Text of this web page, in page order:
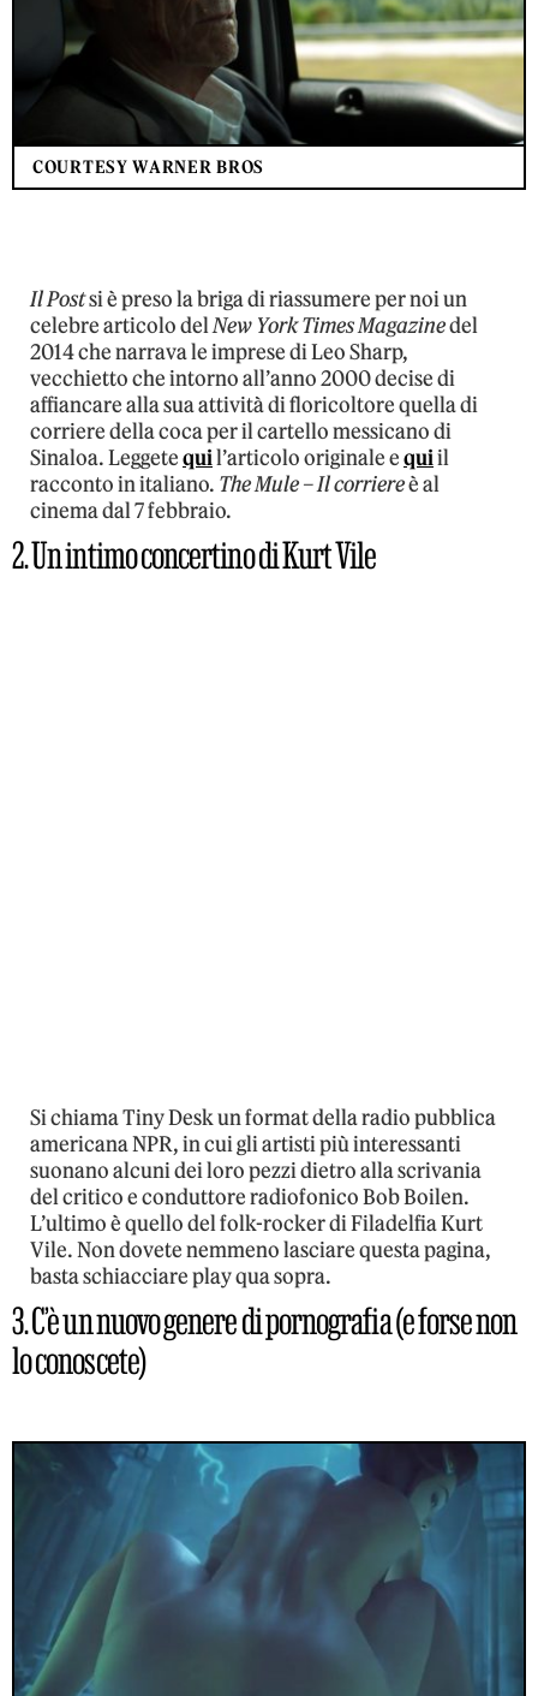
COURTESY WARNER BROS
Il Postsi è preso la briga di riassumere per noi un
celebre articolo delNew York Times Magazinedel
2014 che narrava le imprese di Leo Sharp,
vecchietto che intorno all’anno 2000 decise di
affiancare alla sua attività di floricoltore quella di
corriere della coca per il cartello messicano di
Sinaloa. Leggetequil’articolo originale equiil
racconto in italiano. The Mule – Il corriereè al
cinema dal 7 febbraio.
2. Un intimo concertino di Kurt Vile
Si chiama Tiny Desk un format della radio pubblica
americana NPR, in cui gli artisti più interessanti
suonano alcuni dei loro pezzi dietro alla scrivania
del critico e conduttore radiofonico Bob Boilen.
L’ultimo è quello del folk-rocker di Filadelfia Kurt
Vile. Non dovete nemmeno lasciare questa pagina,
basta schiacciare play qua sopra.
3. C’è un nuovo genere di pornografia (e forse non
lo conoscete)